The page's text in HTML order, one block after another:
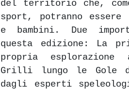
del territorio che,
sport, potranno
e bambini. Due
questa edizione: La
propria
Grilli lungo le Gole
dagli esperti